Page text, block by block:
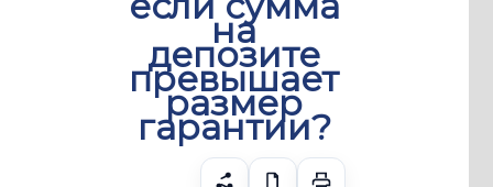
на
депозите
превышает
размер
гарантии?